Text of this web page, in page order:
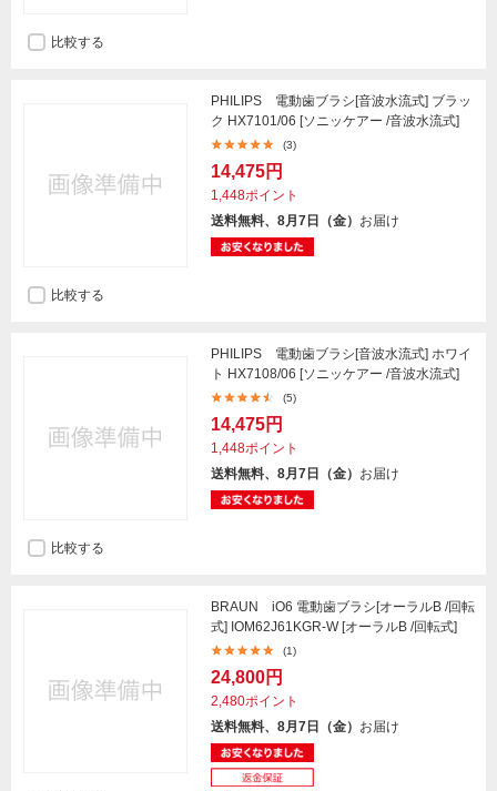
比較する
PHILIPS 電動歯ブラシ[音波水流式] ブラッ
ク HX7101/06 [ソニッケアー /音波水流式]
(3)
14,475円
1,448ポイント
送料無料、8月7日（金） お届け
比較する
PHILIPS 電動歯ブラシ[音波水流式] ホワイ
ト HX7108/06 [ソニッケアー /音波水流式]
(5)
14,475円
1,448ポイント
送料無料、8月7日（金） お届け
比較する
BRAUN iO6 電動歯ブラシ[オーラルB /回転
式] IOM62J61KGR-W [オーラルB /回転式]
(1)
24,800円
2,480ポイント
送料無料、8月7日（金） お届け